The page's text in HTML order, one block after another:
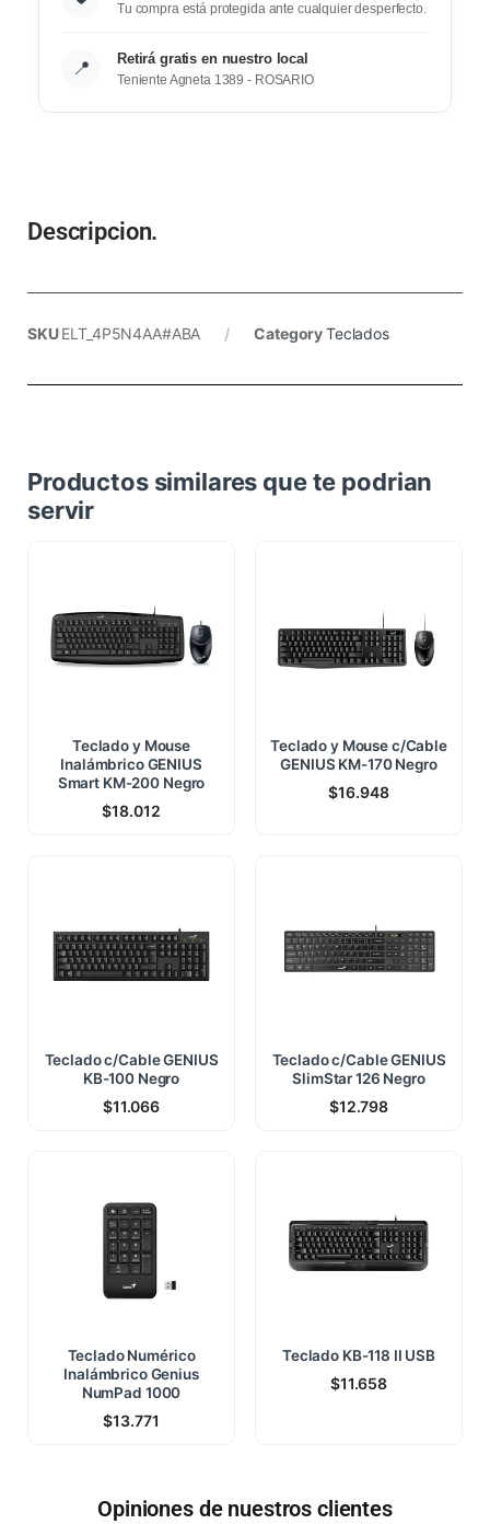
Tu compra está protegida ante cualquier desperfecto.
📍 Retirá gratis en nuestro local
Teniente Agneta 1389 - ROSARIO
Descripcion.
SKUELT_4P5N4AA#ABA CategoryTeclados
Productos similares que te podrian
servir
Teclado y Mouse
Inalámbrico GENIUS
Smart KM-200 Negro
$18.012
Teclado y Mouse c/Cable
GENIUS KM-170 Negro
$16.948
Teclado c/Cable GENIUS
KB-100 Negro
$11.066
Teclado c/Cable GENIUS
SlimStar 126 Negro
$12.798
Teclado Numérico
Inalámbrico Genius
NumPad 1000
$13.771
Teclado KB-118 II USB
$11.658
Opiniones de nuestros clientes